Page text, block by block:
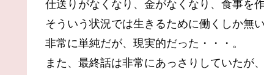
仕送りがなくなり、金がなくなり、食事を
そういう状況では生きるために働くしか無い
非常に単純だが、現実的だった・・・。
また、最終話は非常にあっさりしていたが